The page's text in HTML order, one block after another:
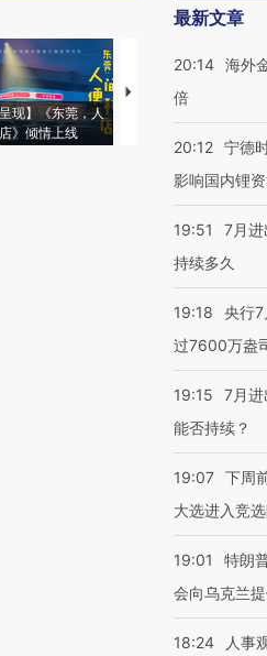
呈现】《东莞，人
》倾情上线
【推广】走进第四届链博
最新文章
20:14 海外
倍
20:12 宁德
影响国内锂
19:51
7月
持续多久
19:18
央行
过7600万盎
19:15
7月进
能否持续？
19:07 下周
大选进入竞
19:01
特朗
会向乌克兰
18:24
人事